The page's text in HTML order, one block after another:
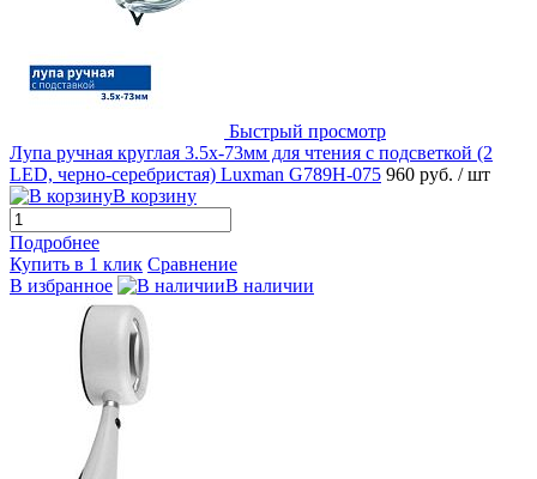
Быстрый просмотр
Лупа ручная круглая 3.5х-73мм для чтения с подсветкой (2
LED, черно-серебристая) Luxman G789H-075 960 руб. / шт
В корзину
Подробнее
Купить в 1 клик Сравнение
В избранное
В наличии